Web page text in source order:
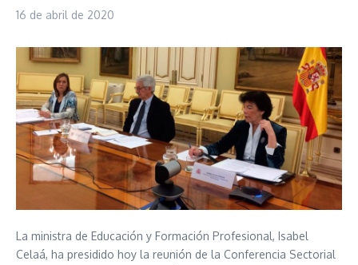
16 de abril de 2020
La ministra de Educación y Formación Profesional, Isabel
Celaá, ha presidido hoy la reunión de la Conferencia Sectorial